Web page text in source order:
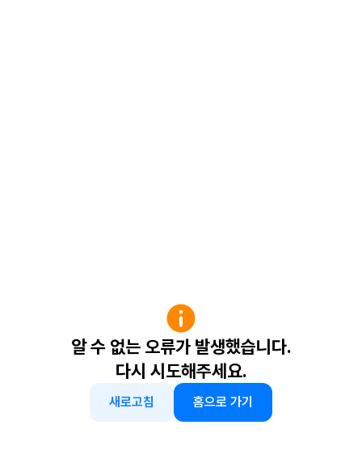
알 수 없는 오류가 발생했습니다.
다시 시도해주세요.
새로고침 홈으로 가기